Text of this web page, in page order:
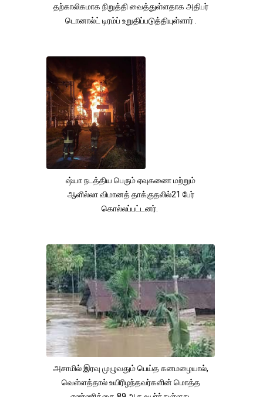
தற்காலிகமாக நிறுத்தி வைத்துள்ளதாக அதிபர்
டொனால்ட் டிரம்ப் உறுதிப்படுத்தியுள்ளார் .
ஷ்யா நடத்திய பெரும் ஏவுகணை மற்றும்
ஆளில்லா விமானத் தாக்குதலில்21 பேர்
கொல்லப்பட்டனர்.
அசாமில் இரவு முழுவதும் பெய்த கனமழையால்,
வெள்ளத்தால் உயிரிழந்தவர்களின் மொத்த